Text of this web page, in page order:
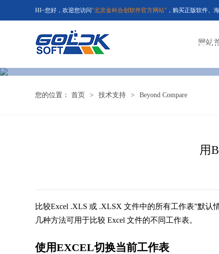
HI~您好，欢迎您访问"北京金科合创软件官方网站" ，购买正版软件、
网站
国
您的位置： 首页 > 技术支持 > Beyond Compare
用
比较Excel .XLS 或 .XLSX 文件中的所有工作表”默认
几种方法可用于比较 Excel 文件的不同工作表。
使用EXCEL切换当前工作表